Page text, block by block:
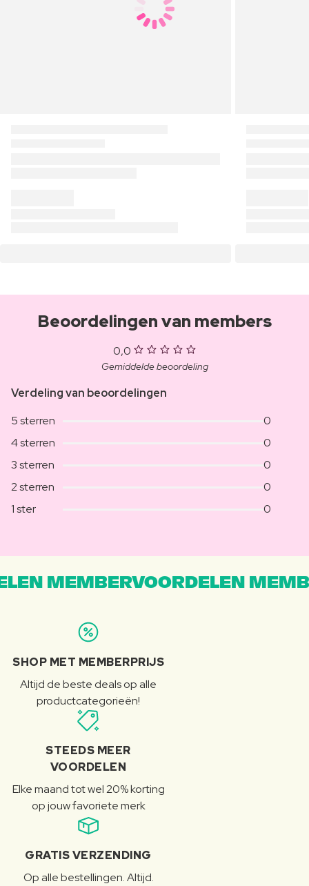
Beoordelingen van members
0,0
Gemiddelde beoordeling
Verdeling van beoordelingen
5 sterren
0
4 sterren
0
3 sterren
0
2 sterren
0
1 ster
0
MEMBERVOORDELEN
SHOP MET MEMBERPRIJS
Altijd de beste deals op alle
productcategorieën!
STEEDS MEER
VOORDELEN
Elke maand tot wel 20% korting
op jouw favoriete merk
GRATIS VERZENDING
Op alle bestellingen. Altijd.